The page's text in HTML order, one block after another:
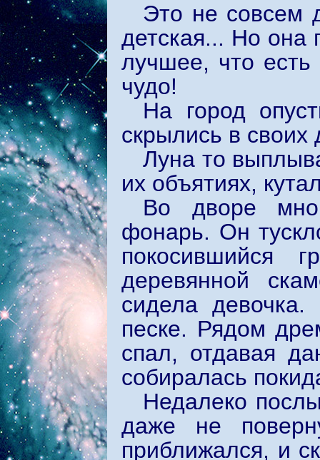
Это не совсем
детская... Но она
лучшее, что есть
чудо!
На город
скрылись в своих
Луна то
их объятиях,
Во дворе
фонарь. Он
покосившийся
деревянной
сидела
песке. Рядом
спал, отдавая
собиралась
Недалеко
даже не
приближался, и